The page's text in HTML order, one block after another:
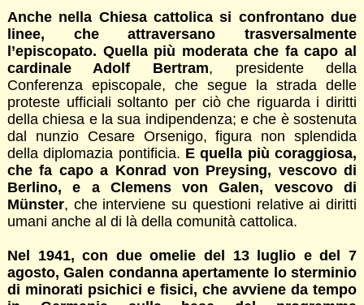
Anche nella Chiesa cattolica si confrontano due
linee, che attraversano trasversalmente
l’episcopato. Quella più moderata che fa capo al
cardinale Adolf Bertram, presidente della
Conferenza episcopale, che segue la strada delle
proteste ufficiali soltanto per ciò che riguarda i diritti
della chiesa e la sua indipendenza; e che è sostenuta
dal nunzio Cesare Orsenigo, figura non splendida
della diplomazia pontificia. E quella più coraggiosa,
che fa capo a Konrad von Preysing, vescovo di
Berlino, e a Clemens von Galen, vescovo di
Münster, che interviene su questioni relative ai diritti
umani anche al di là della comunità cattolica.
Nel 1941, con due omelie del 13 luglio e del 7
agosto, Galen condanna apertamente lo sterminio
di minorati psichici e fisici, che avviene da tempo